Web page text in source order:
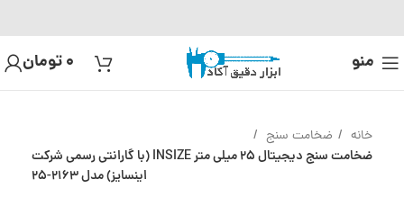
منو 0تومان
خانه ضخامت سنج
ضخامت سنج دیجیتال 25 میلی متر INSIZE (با گارانتی رسمی شرکت
اینسایز) مدل 2163-25